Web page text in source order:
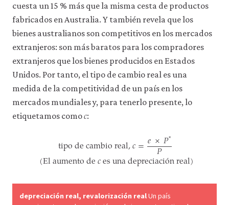
cuesta un 15 % más que la misma cesta de productos
fabricados en Australia. Y también revela que los
bienes australianos son competitivos en los mercados
extranjeros: son más baratos para los compradores
extranjeros que los bienes producidos en Estados
Unidos. Por tanto, el tipo de cambio real es una
medida de la competitividad de un país en los
mercados mundiales y, para tenerlo presente, lo
etiquetamos como𝑐:
tipo de cambio real,𝑐=𝑒×𝑃*
𝑃
(El aumento de𝑐es una depreciación real)
tipo de cambio real,c=e×P *P(El aumento de
depreciación real, revalorización realUn país